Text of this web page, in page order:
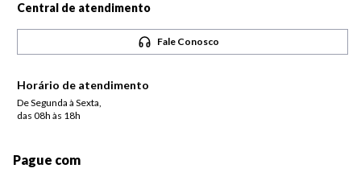
Central de atendimento
Fale Conosco
Horário de atendimento
De Segunda à Sexta,
das 08h às 18h
Pague com